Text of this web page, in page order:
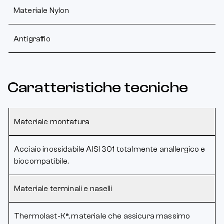
Materiale Nylon
Antigraffio
Caratteristiche tecniche
Materiale montatura
Acciaio inossidabile AISI 301 totalmente anallergico e
biocompatibile.
Materiale terminali e naselli
Thermolast-K®, materiale che assicura massimo